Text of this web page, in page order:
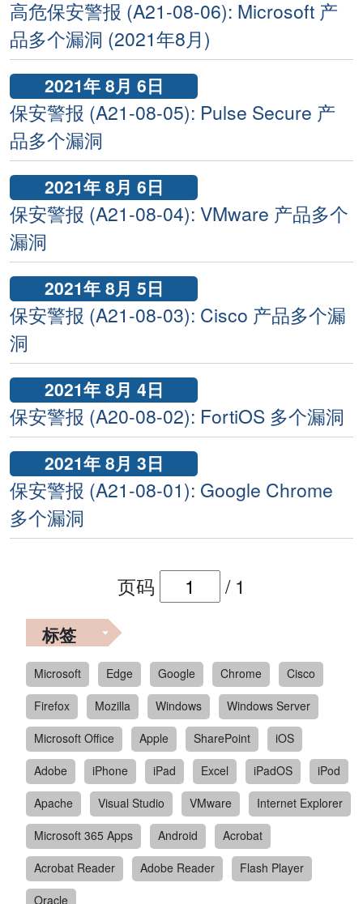
高危保安警报 (A21-08-06): Microsoft 产
品多个漏洞 (2021年8月)
2021年 8月 6日
保安警报 (A21-08-05): Pulse Secure 产
品多个漏洞
2021年 8月 6日
保安警报 (A21-08-04): VMware 产品多个
漏洞
2021年 8月 5日
保安警报 (A21-08-03): Cisco 产品多个漏
洞
2021年 8月 4日
保安警报 (A20-08-02): FortiOS 多个漏洞
2021年 8月 3日
保安警报 (A21-08-01): Google Chrome
多个漏洞
页码 / 1
标签
Microsoft Edge Google Chrome
Cisco
Firefox
Mozilla Windows
Windows Server
Microsoft Office
Apple SharePoint
iOS
Adobe
iPhone iPad Excel iPadOS
iPod
Apache
Visual Studio VMware
Internet Explorer
Microsoft 365 Apps
Android
Acrobat
Acrobat Reader
Adobe Reader
Flash Player
Oracle